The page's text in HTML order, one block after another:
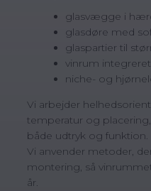
glasvægge i
glasdøre med
glaspartier til
vinrum
niche- og
Vi arbejder
temperatur og
både udtryk og funktion.
Vi anvender metoder,
montering, så
år.